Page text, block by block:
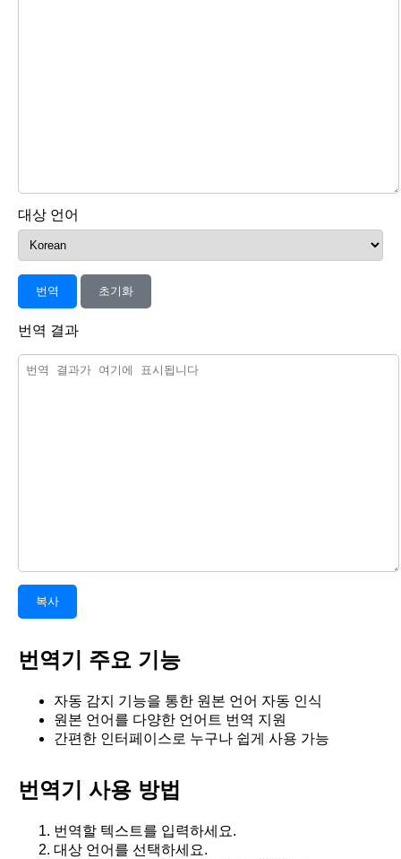
대상 언어
번역 초기화
번역 결과
복사
번역기 주요 기능
자동 감지 기능을 통한 원본 언어 자동 인식
원본 언어를 다양한 언어트 번역 지원
간편한 인터페이스로 누구나 쉽게 사용 가능
번역기 사용 방법
번역할 텍스트를 입력하세요.
대상 언어를 선택하세요.